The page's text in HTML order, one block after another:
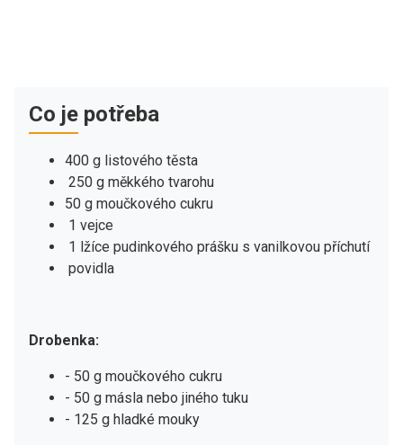
Co je potřeba
400 g listového těsta
250 g měkkého tvarohu
50 g moučkového cukru
1 vejce
1 lžíce pudinkového prášku s vanilkovou příchutí
povidla
Drobenka:
- 50 g moučkového cukru
- 50 g másla nebo jiného tuku
- 125 g hladké mouky